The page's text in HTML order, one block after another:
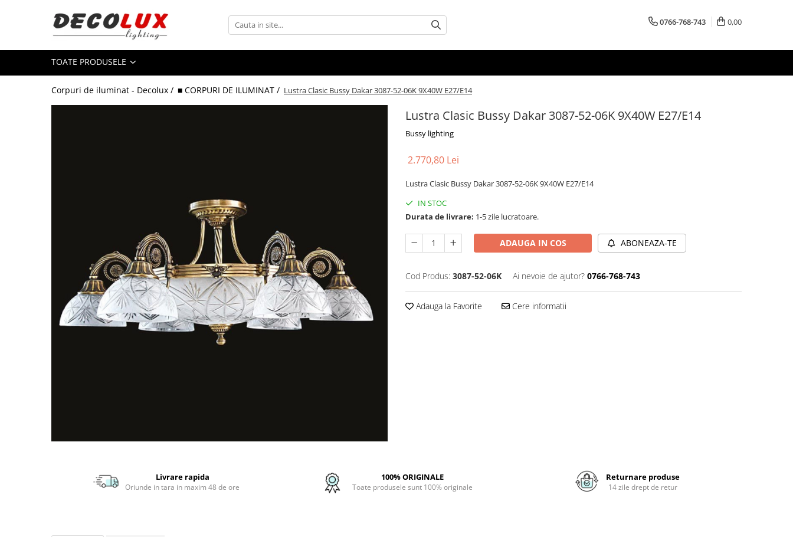
Toate Produsele
■ ILUMINAT DE INTERIOR
CANDELABRE & PENDULE CLASICE
APLICE CLASICE
PLAFONIERE MODERNE
VEIOZE MODERNE
LAMPADARE MODERNE
PLAFONIERE VINTAGE
0766-768-743 0,00
TOATE PRODUSELE
Corpuri de iluminat - Decolux / ■ CORPURI DE ILUMINAT / Lustra Clasic Bussy Dakar 3087-52-06K 9X40W E27/E14
Lustra Clasic Bussy Dakar 3087-52-06K 9X40W E27/E14
Bussy lighting
2.770,80 Lei
Lustra Clasic Bussy Dakar 3087-52-06K 9X40W E27/E14
IN STOC
Durata de livrare: 1-5 zile lucratoare.
ADAUGA IN COS ABONEAZA-TE
Cod Produs: 3087-52-06K Ai nevoie de ajutor? 0766-768-743
Adauga la Favorite Cere informatii
Livrare rapida
Oriunde in tara in maxim 48 de ore
100% ORIGINALE
Toate produsele sunt 100% originale
Returnare produse
14 zile drept de retur